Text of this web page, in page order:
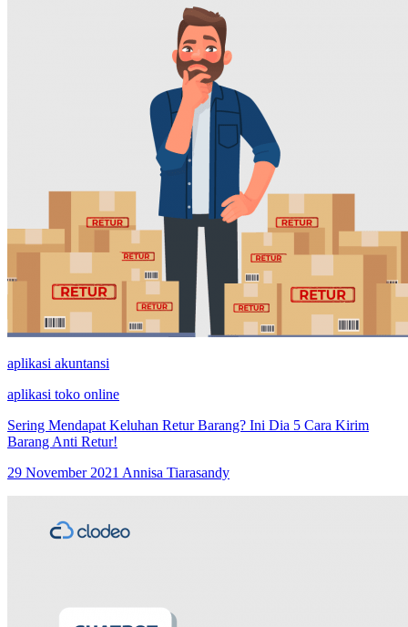
aplikasi akuntansi
aplikasi toko online
Sering Mendapat Keluhan Retur Barang? Ini Dia 5 Cara Kirim
Barang Anti Retur!
29 November 2021 Annisa Tiarasandy